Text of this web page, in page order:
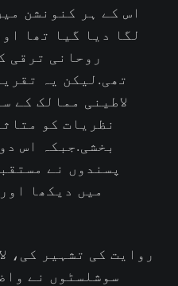
اس کے ہر کنونشن
لگا دیا گیا تھا
روحانی ترقی
تھی.لیکن یہ
لاطینی ممالک کے
نظریات کو
بخشی.جبکہ اس
پسندوں نے
روایت کی تشہیر کی،
سوشلسٹوں نے